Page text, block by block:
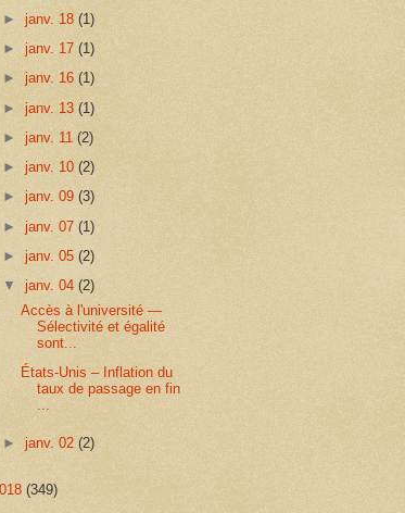
► janv. 18 (1)
► janv. 17 (1)
► janv. 16 (1)
► janv. 13 (1)
► janv. 11 (2)
► janv. 10 (2)
► janv. 09 (3)
► janv. 07 (1)
► janv. 05 (2)
▼ janv. 04 (2)
Accès à l'université —
Sélectivité et égalité
sont...
États-Unis ­– Inflation du
taux de passage en fin
► janv. 02 (2)
(349)